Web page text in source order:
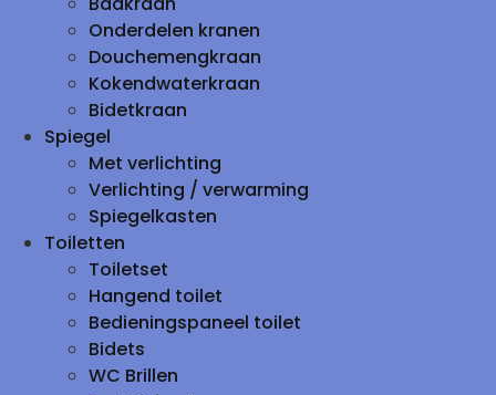
Onderdelen kranen
Douchemengkraan
Kokendwaterkraan
Bidetkraan
Spiegel
Met verlichting
Verlichting / verwarming
Spiegelkasten
Toiletten
Toiletset
Hangend toilet
Bedieningspaneel toilet
Bidets
WC Brillen